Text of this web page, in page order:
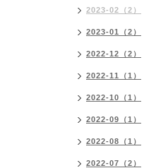
2023-02（2）
2023-01（2）
2022-12（2）
2022-11（1）
2022-10（1）
2022-09（1）
2022-08（1）
2022-07（2）